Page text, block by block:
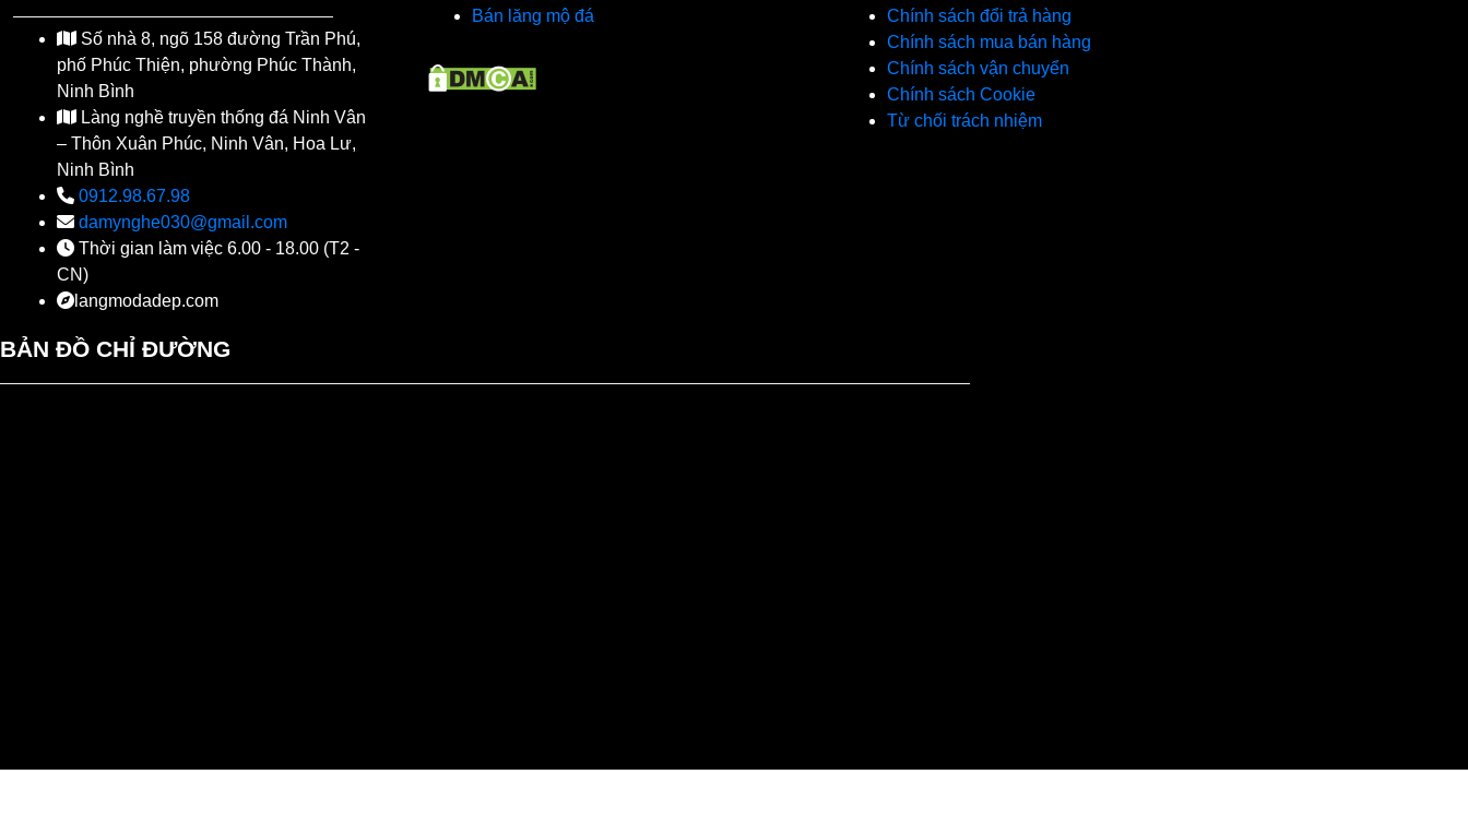
Số nhà 8, ngõ 158 đường Trần Phú,
phố Phúc Thiện, phường Phúc Thành,
Ninh Bình
Làng nghề truyền thống đá Ninh Vân
– Thôn Xuân Phúc, Ninh Vân, Hoa Lư,
Ninh Bình
0912.98.67.98
damynghe030@gmail.com
Thời gian làm việc 6.00 - 18.00 (T2 -
CN)
langmodadep.com
Bán lăng mộ đá
Chính sách đổi trả hàng
Chính sách mua bán hàng
Chính sách vận chuyển
Chính sách Cookie
Từ chối trách nhiệm
BẢN ĐỒ CHỈ ĐƯỜNG